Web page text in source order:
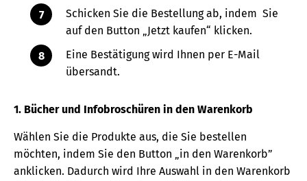
Schicken Sie die Bestellung ab, indem Sie
auf den Button „Jetzt kaufen“ klicken.
Eine Bestätigung wird Ihnen per E-Mail
übersandt.
1. Bücher und Infobroschüren in den Warenkorb
Wählen Sie die Produkte aus, die Sie bestellen
möchten, indem Sie den Button „in den Warenkorb”
anklicken. Dadurch wird Ihre Auswahl in den Warenkorb